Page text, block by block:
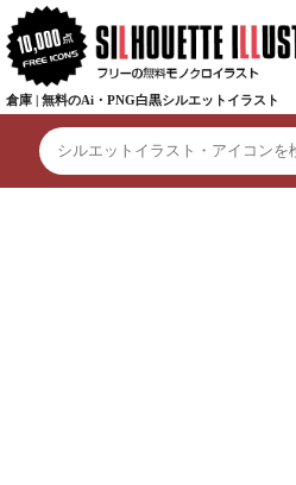
倉庫 | 無料のAi・PNG白黒シルエットイラスト